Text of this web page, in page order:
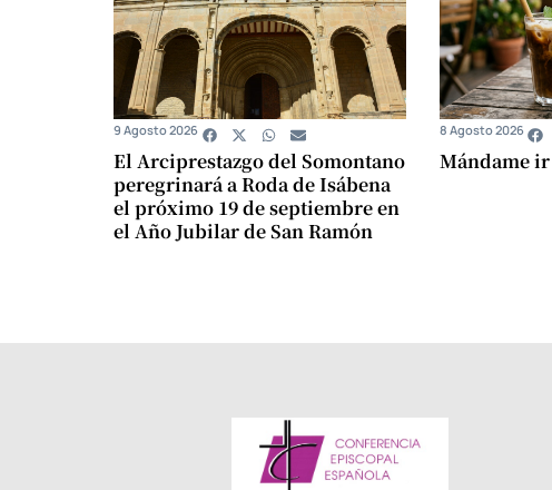
El Arciprestazgo del Somontano
peregrinará a Roda de Isábena
el próximo 19 de septiembre en
el Año Jubilar de San Ramón
9 Agosto 2026
Mándame
8 Agosto 2026